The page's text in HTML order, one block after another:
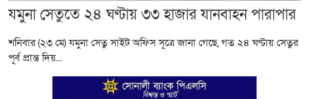
যমুনা সেতুতে ২৪ ঘণ্টায় ৩৩ হাজার যানবাহন পারাপার
শনিবার (২৩ মে) যমুনা সেতু সাইট অফিস সূত্রে জানা গেছে, গত ২৪ ঘণ্টায় সেতুর
পূর্ব প্রান্ত দিয়...